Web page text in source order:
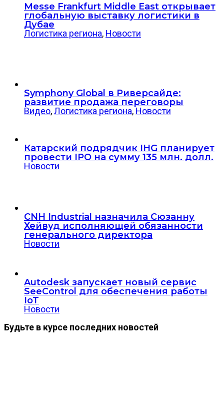
Messe Frankfurt Middle East открывает
глобальную выставку логистики в
Дубае
Логистика региона, Новости
Symphony Global в Риверсайде:
развитие продажа переговоры
Видео,Логистика региона, Новости
Катарский подрядчик IHG планирует
провести IPO на сумму 135 млн. долл.
Новости
CNH Industrial назначила Сюзанну
Хейвуд исполняющей обязанности
генерального директора
Новости
Autodesk запускает новый сервис
SeeControl для обеспечения работы
IoT
Новости
Будьте в курсе последних новостей